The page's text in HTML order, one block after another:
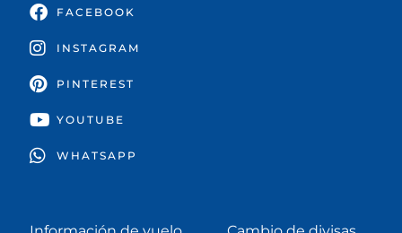
FACEBOOK
INSTAGRAM
PINTEREST
YOUTUBE
WHATSAPP